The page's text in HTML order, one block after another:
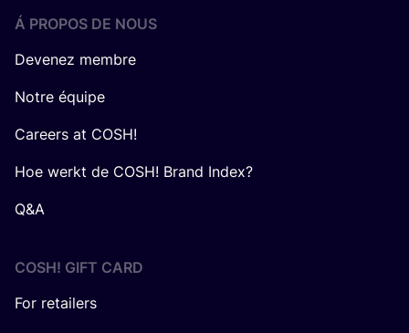
Á PROPOS DE NOUS
Devenez membre
Notre équipe
Careers at COSH!
Hoe werkt de COSH! Brand Index?
Q&A
COSH! GIFT CARD
For retailers